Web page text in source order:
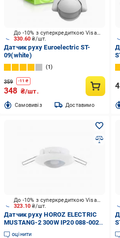
330.60₴/шт.
До -10% з суперкредиткою Visa Вигода
Датчик руху Euroelectric ST-
09(white)
1
359 -11 ₴
348 ₴/шт.
Cамовивіз Доставимо
323.10₴/шт.
До -10% з суперкредиткою Visa Вигода
Датчик руху HOROZ ELECTRIC
MUSTANG-2 300W IP20 088-002-
0002-010
оцінити